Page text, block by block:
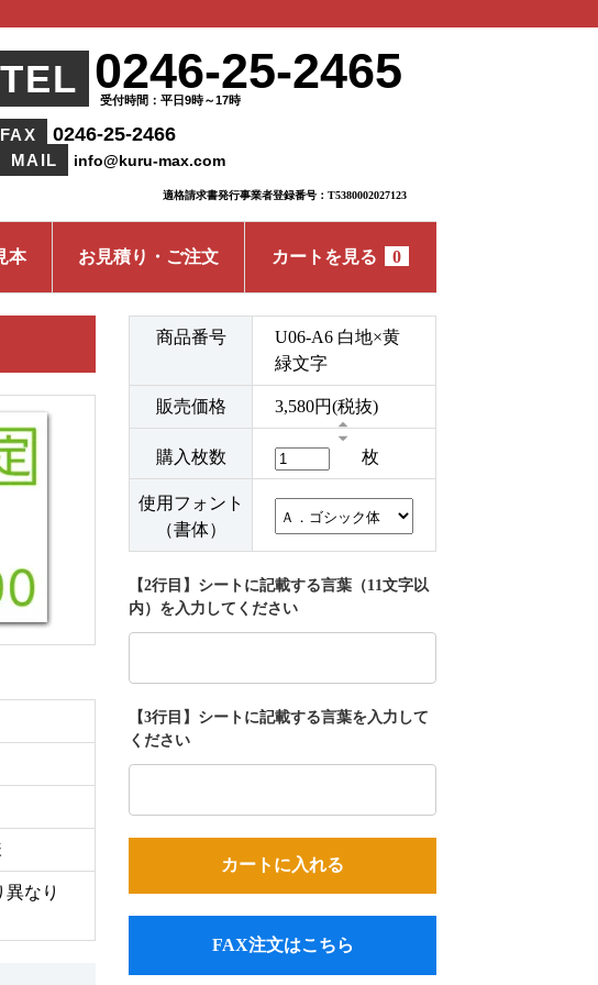
TEL 0246-25-2465
受付時間：平日9時～17時
FAX 0246-25-2466
MAIL info@kuru-max.com
適格請求書発行事業者登録番号：T5380002027123
本 お見積り・ご注文 カートを見る 0
なり
商品番号
U06-A6 白地×黄
緑文字
販売価格 3,580円(税抜)
購入枚数 枚
使用フォント
（書体）
【2行目】シートに記載する言葉（11文字以
内）を入力してください
【3行目】シートに記載する言葉を入力して
ください
FAX注文はこちら